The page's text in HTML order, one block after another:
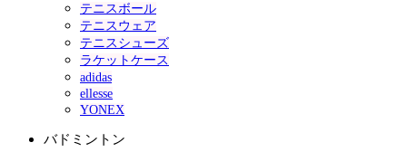
テニスボール
テニスウェア
テニスシューズ
ラケットケース
adidas
ellesse
YONEX
バドミントン